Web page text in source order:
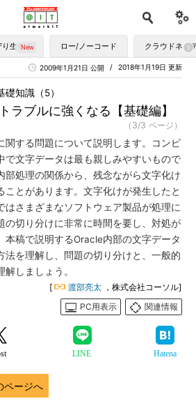
り生かす ロー/ノーコード クラウドネイ
2018年1月19日 更新
2009年1月21日 公開
ラブルに強くなる【基礎編】
知識（5）
（3/3 ページ）
関する問題について説明します。コンピ
で文字データは最も親しみやすいもので
部処理の関係から、残念ながら文字化け
ことがあります。文字化けが発生したと
はさまざまなソフトウェア製品が処理に
の切り分けに非常に時間を要し、対処が
本稿で説明するOracle内部の文字データ
法を理解し、問題の切り分けと、一般的
しましょう。
[ 渡部亮太 ，株式会社コーソル]
PC用表示
関連情報
LINE Hatena
ページへ